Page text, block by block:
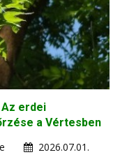
erdei
a Vértesben
2026.07.01.